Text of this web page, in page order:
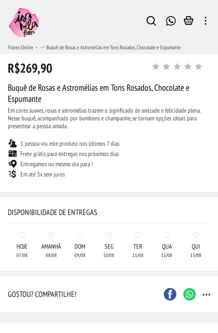
Flores Online - Buquê de Rosas e Astromélias em Tons Rosados, Chocolate e Espumante
R$269,90
Buquê de Rosas e Astromélias em Tons Rosados, Chocolate e
Espumante
Em cores suaves, rosas e astromélias trazem o significado de amizade e felicidade plena.
Nesse buquê, acompanhado por bombons e champanhe, se tornam opções ideais para
presentear a pessoa amada.
1 pessoa viu este produto nos últimos 7 dias
Frete grátis para entregas nos próximos dias
Entregamos no mesmo dia para !
Em até 3x sem juros
DISPONIBILIDADE DE ENTREGAS
HOJE
07/08
AMANHÃ
08/08
DOM
09/08
SEG
10/08
TER
11/08
QUA
12/08
QUI
13/08
GOSTOU? COMPARTILHE! ...